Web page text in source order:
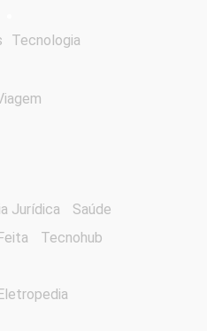
Tecnologia
Jurídica
Saúde
Tecnohub